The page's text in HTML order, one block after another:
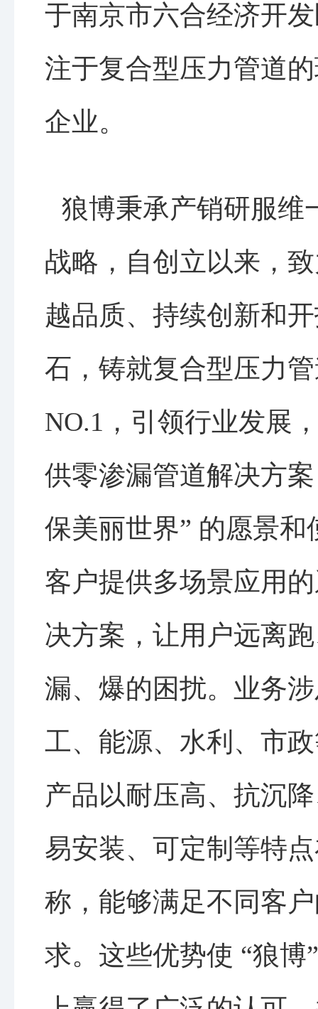
于南京市六合经济开
注于复合型压力管道
企业。
狼博秉承产销研服维
战略，自创立以来，
越品质、持续创新和
石，铸就复合型压力
NO.1，引领行业发展
供零渗漏管道解决方
保美丽世界” 的愿景和
客户提供多场景应用
决方案，让用户远离
漏、爆的困扰。业务
工、能源、水利、市
产品以耐压高、抗沉
易安装、可定制等特
称，能够满足不同客
求。这些优势使 “狼博